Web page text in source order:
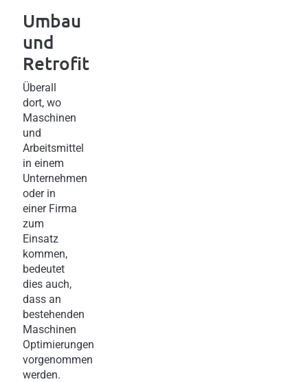
Umbau
und
Retrofit
Überall
dort, wo
Maschinen
und
Arbeitsmittel
in einem
Unternehmen
oder in
einer Firma
zum
Einsatz
kommen,
bedeutet
dies auch,
dass an
bestehenden
Maschinen
Optimierungen
vorgenommen
werden.